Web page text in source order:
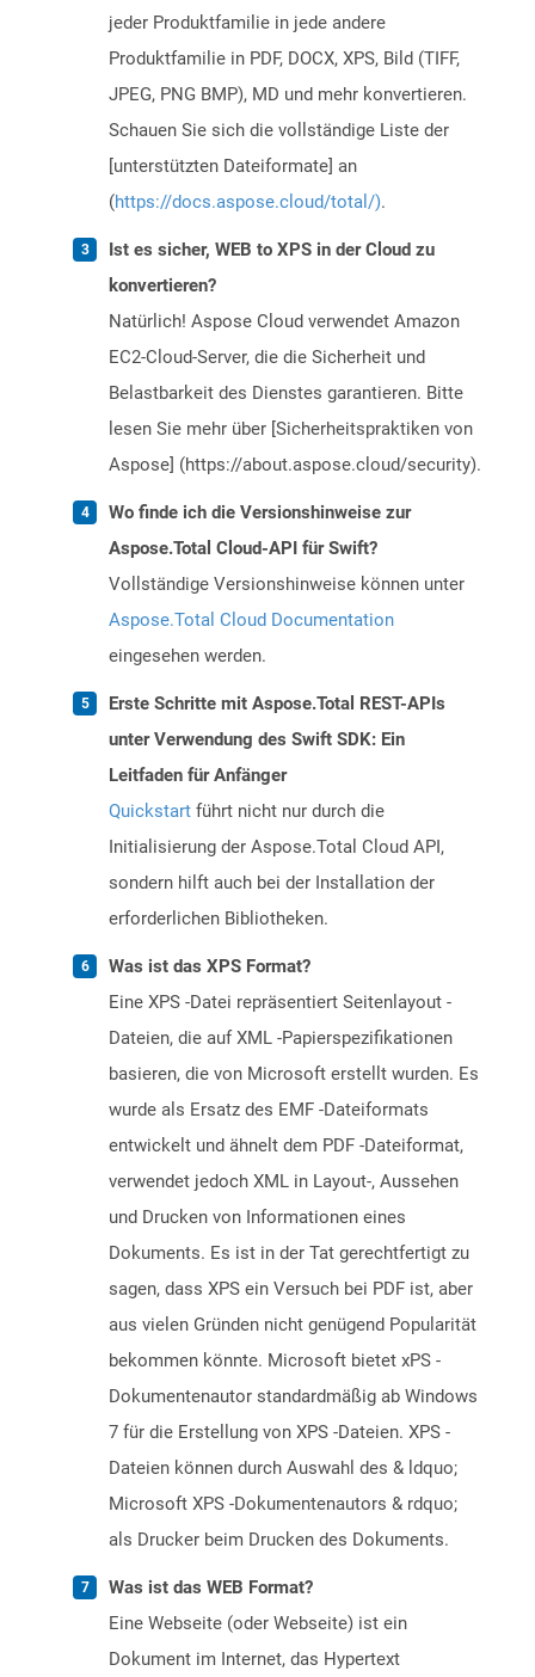
jeder Produktfamilie in jede andere
Produktfamilie in PDF, DOCX, XPS, Bild (TIFF,
JPEG, PNG BMP), MD und mehr konvertieren.
Schauen Sie sich die vollständige Liste der
[unterstützten Dateiformate] an
(https://docs.aspose.cloud/total/).
Ist es sicher, WEB to XPS in der Cloud zu
konvertieren?
Natürlich! Aspose Cloud verwendet Amazon
EC2-Cloud-Server, die die Sicherheit und
Belastbarkeit des Dienstes garantieren. Bitte
lesen Sie mehr über [Sicherheitspraktiken von
Aspose] (https://about.aspose.cloud/security).
Wo finde ich die Versionshinweise zur
Aspose.Total Cloud-API für Swift?
Vollständige Versionshinweise können unter
Aspose.Total Cloud Documentation
eingesehen werden.
Erste Schritte mit Aspose.Total REST-APIs
unter Verwendung des Swift SDK: Ein
Leitfaden für Anfänger
Quickstart führt nicht nur durch die
Initialisierung der Aspose.Total Cloud API,
sondern hilft auch bei der Installation der
erforderlichen Bibliotheken.
Was ist das XPS Format?
Eine XPS -Datei repräsentiert Seitenlayout -
Dateien, die auf XML -Papierspezifikationen
basieren, die von Microsoft erstellt wurden. Es
wurde als Ersatz des EMF -Dateiformats
entwickelt und ähnelt dem PDF -Dateiformat,
verwendet jedoch XML in Layout-, Aussehen
und Drucken von Informationen eines
Dokuments. Es ist in der Tat gerechtfertigt zu
sagen, dass XPS ein Versuch bei PDF ist, aber
aus vielen Gründen nicht genügend Popularität
bekommen könnte. Microsoft bietet xPS -
Dokumentenautor standardmäßig ab Windows
7 für die Erstellung von XPS -Dateien. XPS -
Dateien können durch Auswahl des & ldquo;
Microsoft XPS -Dokumentenautors & rdquo;
als Drucker beim Drucken des Dokuments.
Was ist das WEB Format?
Eine Webseite (oder Webseite) ist ein
Dokument im Internet, das Hypertext